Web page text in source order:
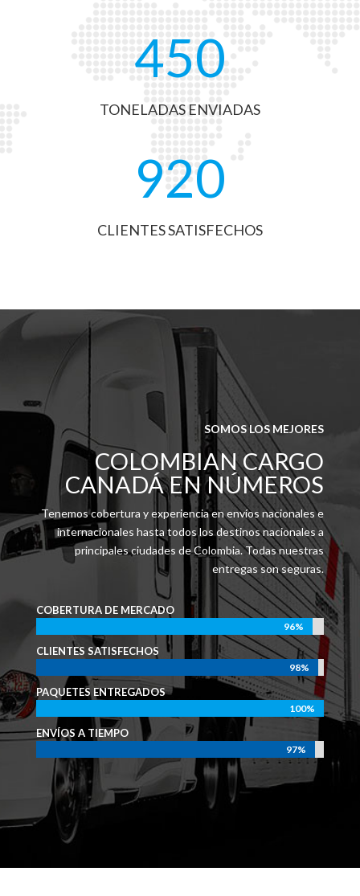
450
TONELADAS ENVIADAS
920
CLIENTES SATISFECHOS
SOMOS LOS MEJORES
COLOMBIAN CARGO
CANADÁ EN NÚMEROS
Tenemos cobertura y experiencia en envíos nacionales e
internacionales hasta todos los destinos nacionales a
principales ciudades de Colombia.Todas nuestras
entregas son seguras.
COBERTURA DE MERCADO
96%
96%
CLIENTES SATISFECHOS
98%
98%
PAQUETES ENTREGADOS
100%
100%
ENVÍOS A TIEMPO
97%
97%